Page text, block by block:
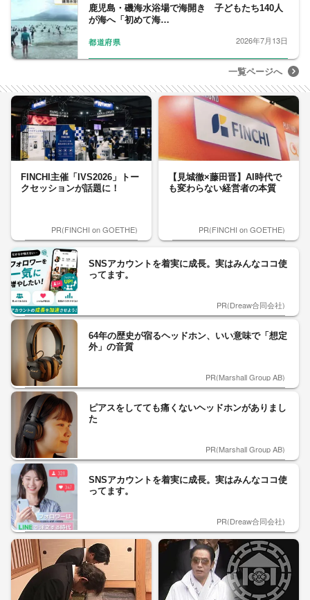
鹿児島・磯海水浴場で海開き 子どもたち140人
が海へ「初めて海…
都道府県 2026年7月13日
一覧ページへ
FINCHI主催「IVS2026」トー
クセッションが話題に！
PR(FINCHI on GOETHE)
【見城徹×藤田晋】AI時代で
も変わらない経営者の本質
PR(FINCHI on GOETHE)
SNSアカウントを着実に成長。実はみんなココ使
ってます。
PR(Dreaw合同会社)
64年の歴史が宿るヘッドホン、いい意味で「想定
外」の音質
PR(Marshall Group AB)
ピアスをしてても痛くないヘッドホンがありまし
た
PR(Marshall Group AB)
SNSアカウントを着実に成長。実はみんなココ使
ってます。
PR(Dreaw合同会社)